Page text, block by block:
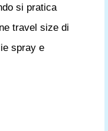
si pratica
travel size di
spray e